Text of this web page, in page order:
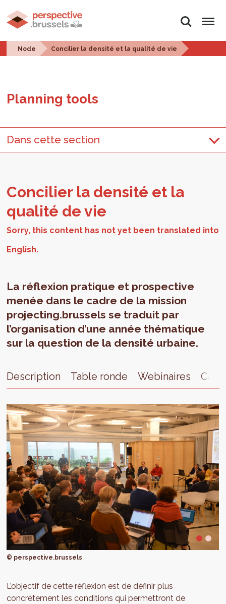
Search Menu
Node Concilier la densité et la qualité de vie
Plan­ning tools
Dans cette section
Con­cilier la den­sité et la
qualité de vie
La réflexion pratique et prospective
menée dans le cadre de la mission
projecting.brussels se traduit par
l’organisation d’une année thématique
sur la question de la densité urbaine.
Description Table ronde Webinaires
© perspective.brussels
L’objectif de cette réflexion est de définir plus
concrètement les conditions qui permettront de